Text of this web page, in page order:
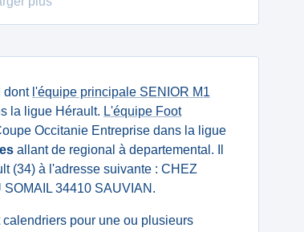
dont l'équipe principale SENIOR M1
la ligue Hérault. L'équipe Foot
Occitanie Entreprise dans la ligue
allant de regional à departemental. Il
(34) à l'adresse suivante : CHEZ
34410 SAUVIAN.
pour une ou plusieurs